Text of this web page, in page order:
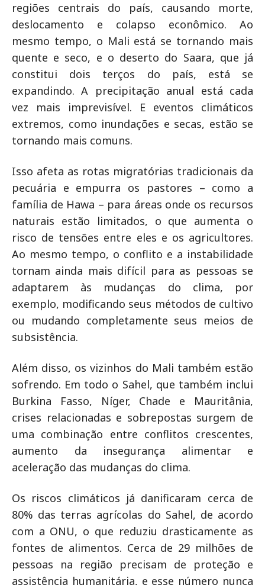
regiões centrais do país, causando morte,
deslocamento e colapso econômico. Ao
mesmo tempo, o Mali está se tornando mais
quente e seco, e o deserto do Saara, que já
constitui dois terços do país, está se
expandindo. A precipitação anual está cada
vez mais imprevisível. E eventos climáticos
extremos, como inundações e secas, estão se
tornando mais comuns.
Isso afeta as rotas migratórias tradicionais da
pecuária e empurra os pastores – como a
família de Hawa – para áreas onde os recursos
naturais estão limitados, o que aumenta o
risco de tensões entre eles e os agricultores.
Ao mesmo tempo, o conflito e a instabilidade
tornam ainda mais difícil para as pessoas se
adaptarem às mudanças do clima, por
exemplo, modificando seus métodos de cultivo
ou mudando completamente seus meios de
subsistência.
Além disso, os vizinhos do Mali também estão
sofrendo. Em todo o Sahel, que também inclui
Burkina Fasso, Níger, Chade e Mauritânia,
crises relacionadas e sobrepostas surgem de
uma combinação entre conflitos crescentes,
aumento da insegurança alimentar e
aceleração das mudanças do clima.
Os riscos climáticos já danificaram cerca de
80% das terras agrícolas do Sahel, de acordo
com a ONU, o que reduziu drasticamente as
fontes de alimentos. Cerca de 29 milhões de
pessoas na região precisam de proteção e
assistência humanitária, e esse número nunca